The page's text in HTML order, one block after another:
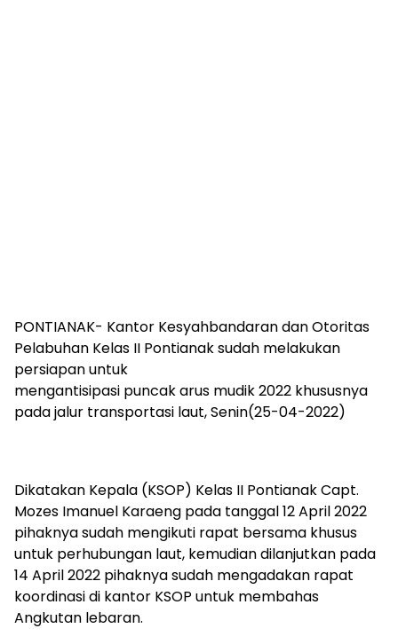
PONTIANAK- Kantor Kesyahbandaran dan Otoritas
Pelabuhan Kelas II Pontianak sudah melakukan
persiapan untuk
mengantisipasi puncak arus mudik 2022 khususnya
pada jalur transportasi laut, Senin(25-04-2022)
Dikatakan Kepala (KSOP) Kelas II Pontianak Capt.
Mozes Imanuel Karaeng pada tanggal 12 April 2022
pihaknya sudah mengikuti rapat bersama khusus
untuk perhubungan laut, kemudian dilanjutkan pada
14 April 2022 pihaknya sudah mengadakan rapat
koordinasi di kantor KSOP untuk membahas
Angkutan lebaran.